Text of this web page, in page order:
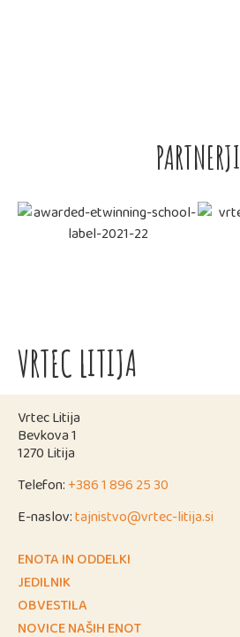
PARTNERJI
VRTEC LITIJA
Vrtec Litija
Bevkova 1
1270 Litija
Telefon:+386 1 896 25 30
E-naslov:tajnistvo@vrtec-litija.si
ENOTA IN ODDELKI
JEDILNIK
OBVESTILA
NOVICE NAŠIH ENOT